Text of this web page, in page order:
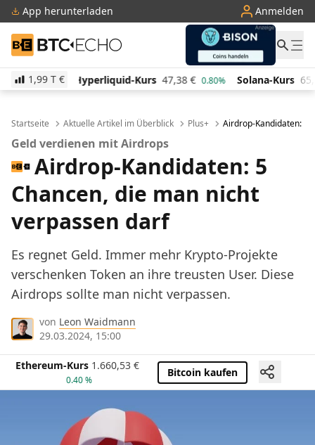
App herunterladen Anmelden
BTC-ECHO
1,99 T €
Kurs 47,38 € 0.80% Solana-Kurs 65,77 € 3.60% TRON-
Startseite Aktuelle Artikel im Überblick Plus+ Airdrop-Kandidaten: 5
Geld verdienen mit Airdrops
Airdrop-Kandidaten: 5
Chancen, die man nicht
verpassen darf
Es regnet Geld. Immer mehr Krypto-Projekte
verschenken Token an ihre treusten User. Diese
Airdrops sollte man nicht verpassen.
von Leon Waidmann
29.03.2024, 15:00
Ethereum-Kurs 1.660,53 €
0.40 %
Bitcoin kaufen